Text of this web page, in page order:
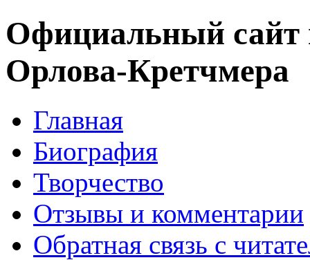
Официальный сайт
Орлова-Кретчмера
Главная
Биография
Творчество
Отзывы и комментарии
Обратная связь с